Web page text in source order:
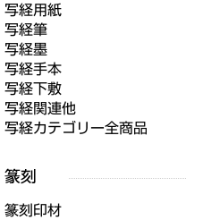
写経用紙
写経筆
写経墨
写経手本
写経下敷
写経関連他
写経カテゴリー全商品
篆刻印材